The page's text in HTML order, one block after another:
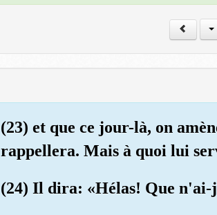
(23) et que ce jour-là, on
rappellera. Mais à quoi lui
(24) Il dira: «Hélas! Que